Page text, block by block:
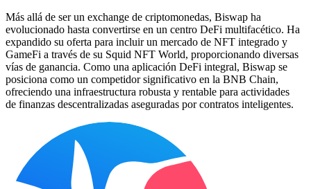
Más allá de ser un exchange de criptomonedas, Biswap ha
evolucionado hasta convertirse en un centro DeFi multifacético. Ha
expandido su oferta para incluir un mercado de NFT integrado y
GameFi a través de su Squid NFT World, proporcionando diversas
vías de ganancia. Como una aplicación DeFi integral, Biswap se
posiciona como un competidor significativo en la BNB Chain,
ofreciendo una infraestructura robusta y rentable para actividades
de finanzas descentralizadas aseguradas por contratos inteligentes.